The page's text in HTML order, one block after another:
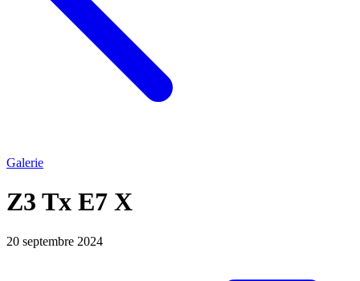
Galerie
Z3 Tx E7 X
20 septembre 2024